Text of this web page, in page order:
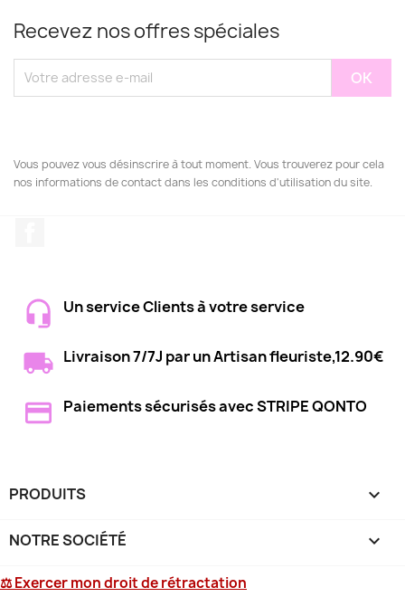
Recevez nos offres spéciales
Vous pouvez vous désinscrire à tout moment. Vous trouverez pour cela
nos informations de contact dans les conditions d'utilisation du site.
Un service Clients à votre service
Livraison 7/7J par un Artisan fleuriste,12.90€
Paiements sécurisés avec STRIPE QONTO
PRODUITS 
NOTRE SOCIÉTÉ 
⚖ Exercer mon droit de rétractation